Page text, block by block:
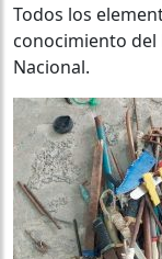
Todos los
conocimiento del
Nacional.